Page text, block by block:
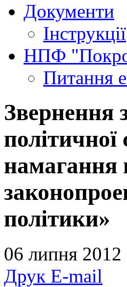
Документи
Інструкції
НПФ
Питання
Звернення
політичної
намагання
політики»
06 липня 2012
Друк E-mail